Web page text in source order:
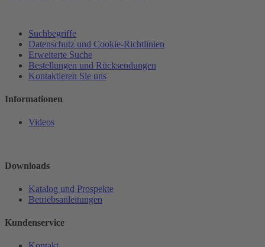
Suchbegriffe
Datenschutz und Cookie-Richtlinien
Erweiterte Suche
Bestellungen und Rücksendungen
Kontaktieren Sie uns
Informationen
Videos
Downloads
Katalog und Prospekte
Betriebsanleitungen
Kundenservice